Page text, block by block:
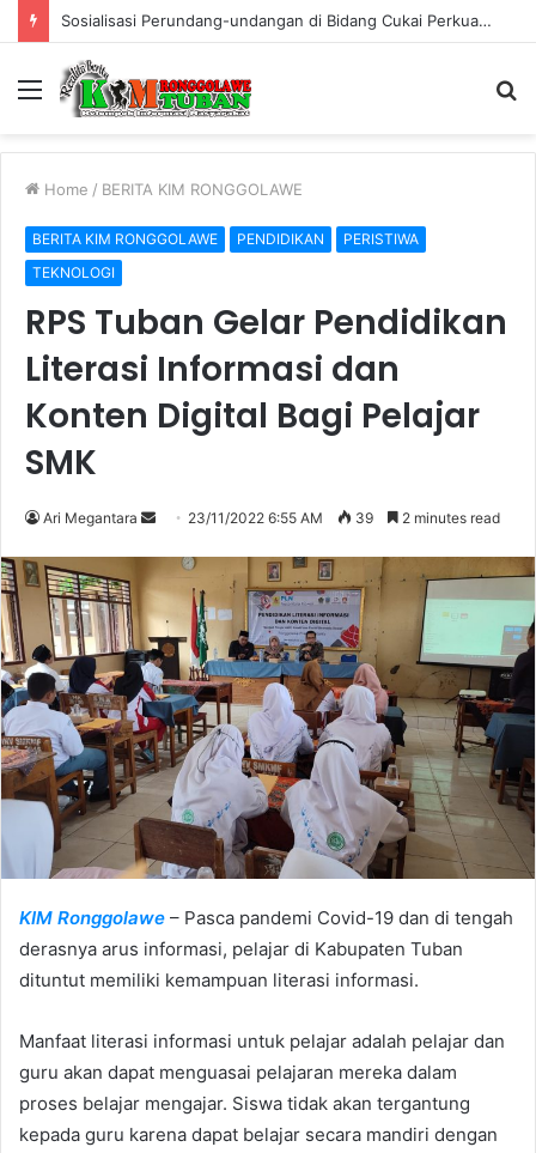
Sosialisasi Perundang-undangan di Bidang Cukai Perkuat Komitmen Berantas Rokok Ilegal di Kabupaten Tuban
Menu
Home / BERITA KIM RONGGOLAWE
BERITA KIM RONGGOLAWE PENDIDIKAN
PERISTIWA
TEKNOLOGI
RPS Tuban Gelar Pendidikan
Literasi Informasi dan
Konten Digital Bagi Pelajar
SMK
Ari Megantara
n
a
n
e
m
a
i
23/11/2022 6:55 AM 39 2 minutes read
KIM Ronggolawe – Pasca pandemi Covid-19 dan di tengah
derasnya arus informasi, pelajar di Kabupaten Tuban
dituntut memiliki kemampuan literasi informasi.
Manfaat literasi informasi untuk pelajar adalah pelajar dan
guru akan dapat menguasai pelajaran mereka dalam
proses belajar mengajar. Siswa tidak akan tergantung
kepada guru karena dapat belajar secara mandiri dengan